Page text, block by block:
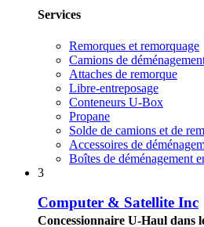
Services
Remorques et remorquage
Camions de
Attaches de remorque
Libre-entreposage
Conteneurs U-Box
Propane
Solde de camions et de
Accessoires de
Boîtes de déménagement
3
Computer & Satellite Inc
Concessionnaire U-Haul dans